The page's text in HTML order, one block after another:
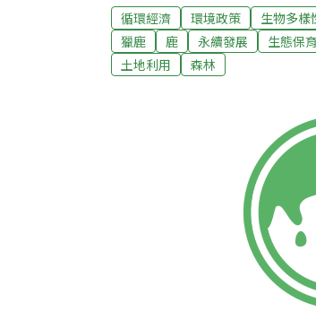
會（Senate Agriculture and
沙菲爾博士指稱賓州鹿是在城市
脅。他表示：「我們已有各種記
成的森林和農作物損失，還有鹿
賓州保育和自然資源部於2006
1650個森林樣區當中，少於
循環經濟 環境政策 生物多樣
獵鹿
鹿 永續發展 生態保
土地利用
森林